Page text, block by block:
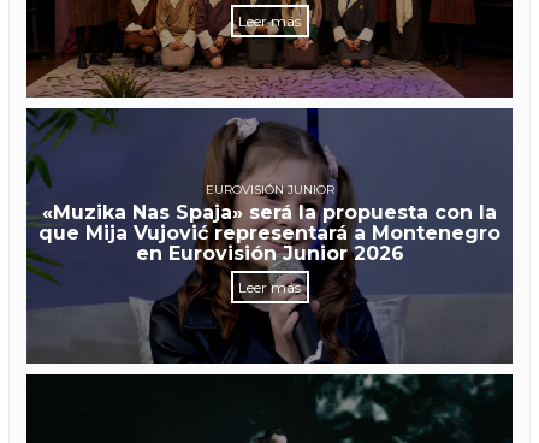
Leer más
EUROVISIÓN JUNIOR
«Muzika Nas Spaja» será la propuesta con la
que Mija Vujović representará a Montenegro
en Eurovisión Junior 2026
Leer más